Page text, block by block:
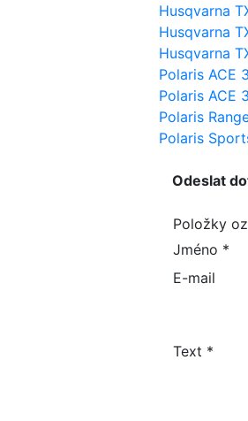
Husqvarna
Husqvarna
Husqvarna
Polaris ACE
Polaris ACE
Polaris
Polaris
Odeslat
Položky
Jméno *
E-mail
Text *